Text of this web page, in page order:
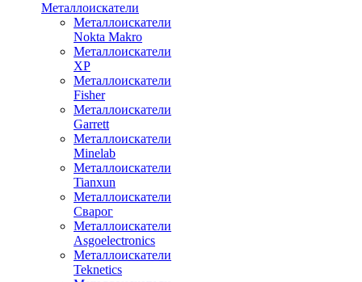
Металлоискатели
Металлоискатели
Nokta Makro
Металлоискатели
XP
Металлоискатели
Fisher
Металлоискатели
Garrett
Металлоискатели
Minelab
Металлоискатели
Tianxun
Металлоискатели
Сварог
Металлоискатели
Asgoelectronics
Металлоискатели
Teknetics